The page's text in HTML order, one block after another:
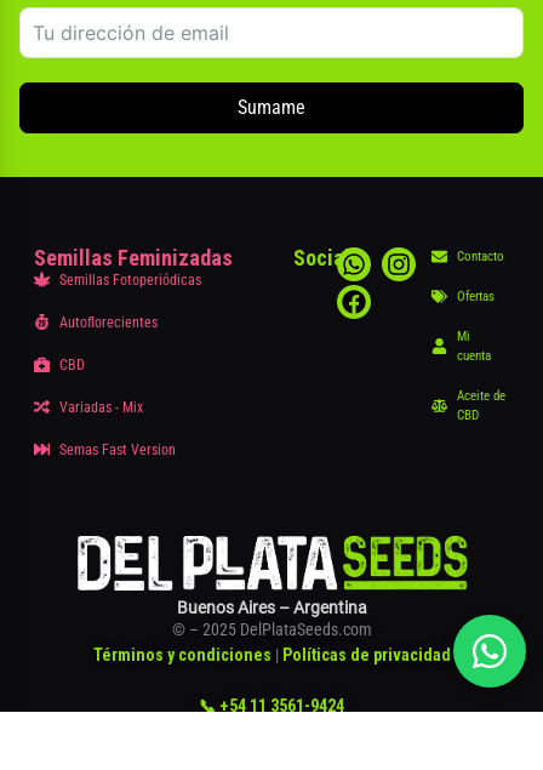
Sumame
Semillas Feminizadas
Semillas Fotoperiódicas
Autoflorecientes
CBD
Variadas - Mix
Semas Fast Version
Social Contacto
Ofertas
Mi
cuenta
Aceite de
CBD
Buenos Aires – Argentina
© – 2025 DelPlataSeeds.com
Términos y condiciones | Políticas de privacidad
📞 +54 11 3561-9424